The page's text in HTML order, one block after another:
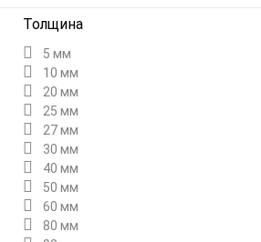
Толщина
5 мм
10 мм
20 мм
25 мм
27 мм
30 мм
40 мм
50 мм
60 мм
80 мм